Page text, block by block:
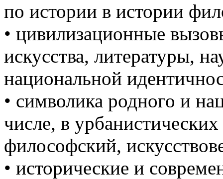
по истории в истории
• цивилизационные
искусства, литературы,
национальной
• символика родного и
числе, в
философский,
• исторические и